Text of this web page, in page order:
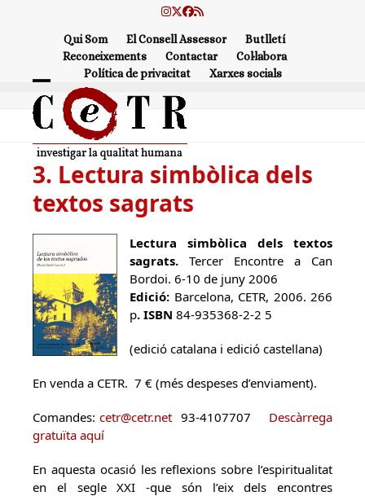
Instagram
Twitter
Facebook
RSS
Qui Som El Consell Assessor
Butlletí
Reconeixements
Contactar
Col·labora
Política de privacitat
Xarxes socials
Open
mobile
menu
Close
mobile
menu
3. Lectura simbòlica dels
textos sagrats
Lectura simbòlica dels textos
sagrats.Tercer Encontre a Can
Bordoi. 6-10 de juny 2006
Edició: Barcelona, CETR, 2006. 266
p. ISBN 84-935368-2-2 5
(edició catalana i edició castellana)
En venda a CETR. 7 € (més despeses d’enviament).
Comandes:cetr@cetr.net 93-4107707 Descàrrega
gratuïta aquí
En aquesta ocasió les reflexions sobre l’espiritualitat
en el segle XXI -que són l’eix dels encontres